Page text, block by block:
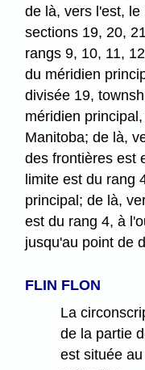
de là, vers l'est,
sections 19, 20,
rangs 9, 10, 11,
du méridien
divisée 19,
méridien
Manitoba; de là,
des frontières est
limite est du rang
principal; de là,
est du rang 4, à
jusqu'au point de
FLIN FLON
La
de la partie
est située